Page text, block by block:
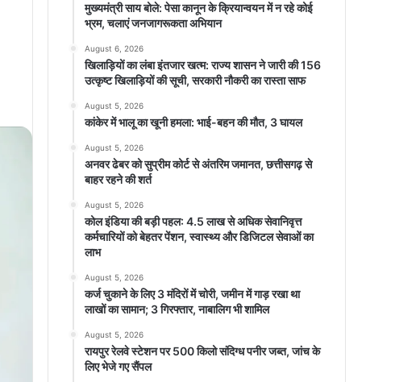
मुख्यमंत्री साय बोले: पेसा कानून के क्रियान्वयन में न रहे कोई
भ्रम, चलाएं जनजागरूकता अभियान
August 6, 2026
खिलाड़ियों का लंबा इंतजार खत्म: राज्य शासन ने जारी की 156
उत्कृष्ट खिलाड़ियों की सूची, सरकारी नौकरी का रास्ता साफ
August 5, 2026
कांकेर में भालू का खूनी हमला: भाई-बहन की मौत, 3 घायल
August 5, 2026
अनवर ढेबर को सुप्रीम कोर्ट से अंतरिम जमानत, छत्तीसगढ़ से
बाहर रहने की शर्त
August 5, 2026
कोल इंडिया की बड़ी पहल: 4.5 लाख से अधिक सेवानिवृत्त
कर्मचारियों को बेहतर पेंशन, स्वास्थ्य और डिजिटल सेवाओं का
लाभ
August 5, 2026
कर्ज चुकाने के लिए 3 मंदिरों में चोरी, जमीन में गाड़ रखा था
लाखों का सामान; 3 गिरफ्तार, नाबालिग भी शामिल
August 5, 2026
रायपुर रेलवे स्टेशन पर 500 किलो संदिग्ध पनीर जब्त, जांच के
लिए भेजे गए सैंपल